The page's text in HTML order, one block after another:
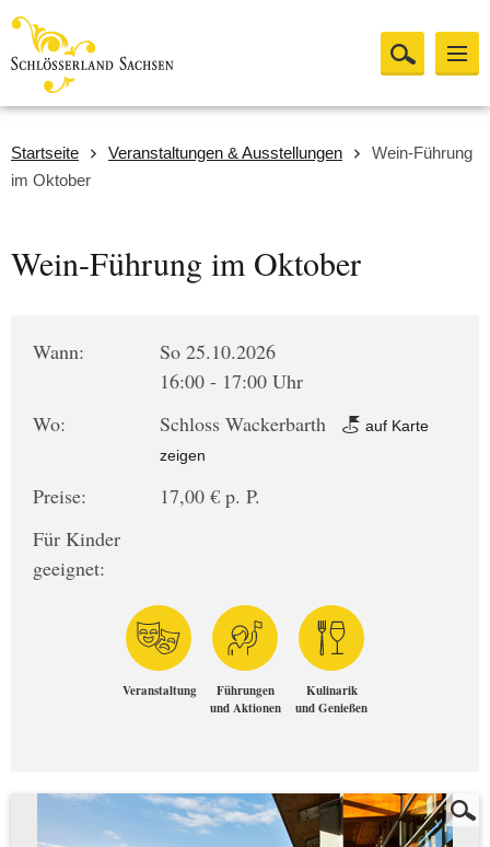
Startseite Veranstaltungen & Ausstellungen
Wein-Führung
im Oktober
Wein-Führung im Oktober
Wann:
So 25.10.2026
16:00 - 17:00 Uhr
Wo:
Schloss Wackerbarth
auf Karte
zeigen
Preise:
17,00 € p. P.
Für Kinder
geeignet:
Veranstaltung
Führungen
und Aktionen
Kulinarik
und Genießen